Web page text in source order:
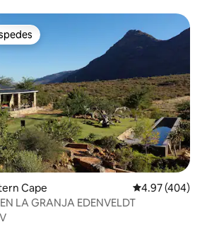
Cape Calificación
4.97 (404)
LA GRANJA EDENVELDT